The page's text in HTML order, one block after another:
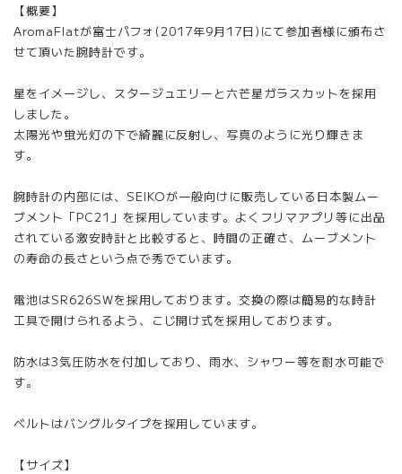
【概要】
AromaFlatが富士パフォ(2017年9月17日)にて参加者様に頒布さ
せて頂いた腕時計です。
星をイメージし、スタージュエリーと六芒星ガラスカットを採用
しました。
太陽光や蛍光灯の下で綺麗に反射し、写真のように光り輝きま
す。
腕時計の内部には、SEIKOが一般向けに販売している日本製ムー
ブメント「PC21」を採用しています。よくフリマアプリ等に出品
されている激安時計と比較すると、時間の正確さ、ムーブメント
の寿命の長さという点で秀でています。
電池はSR626SWを採用しております。交換の際は簡易的な時計
工具で開けられるよう、こじ開け式を採用しております。
防水は3気圧防水を付加しており、雨水、シャワー等を耐水可能で
す。
ベルトはバングルタイプを採用しています。
【サイズ】